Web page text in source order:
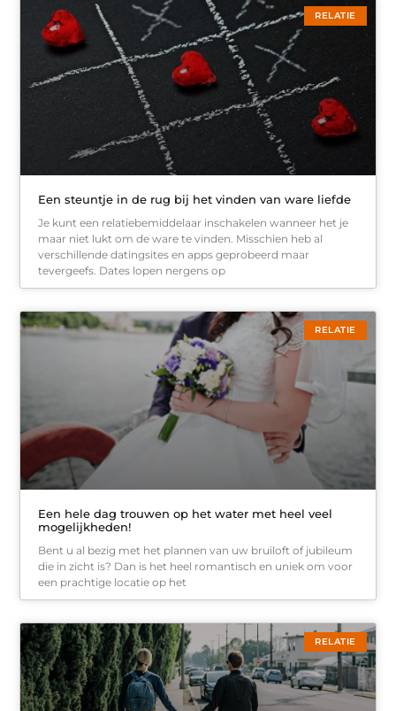
RELATIE
Een steuntje in de rug bij het vinden van ware liefde
Je kunt een relatiebemiddelaar inschakelen wanneer het je
maar niet lukt om de ware te vinden. Misschien heb al
verschillende datingsites en apps geprobeerd maar
tevergeefs. Dates lopen nergens op
RELATIE
Een hele dag trouwen op het water met heel veel
mogelijkheden!
Bent u al bezig met het plannen van uw bruiloft of jubileum
die in zicht is? Dan is het heel romantisch en uniek om voor
een prachtige locatie op het
RELATIE